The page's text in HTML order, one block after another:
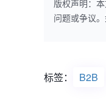
版权声明：
问题或争议
标签： B2B